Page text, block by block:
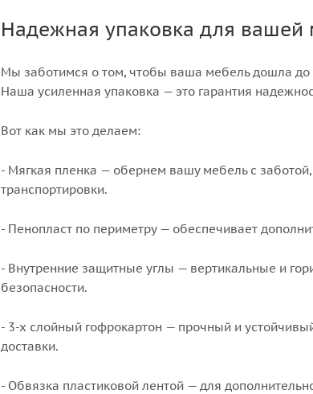
Надежная упаковка для вашей
Мы заботимся о том, чтобы ваша мебель дошла до
Наша усиленная упаковка — это гарантия
Вот как мы это делаем:
- Мягкая пленка — обернем вашу мебель с
транспортировки.
- Пенопласт по периметру — обеспечивает
- Внутренние защитные углы — вертикальные и
безопасности.
- 3-х слойный гофрокартон — прочный и
доставки.
- Обвязка пластиковой лентой — для